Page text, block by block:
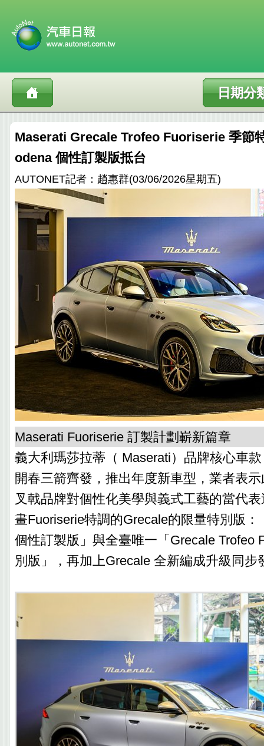
日期分
Maserati Grecale Trofeo Fuoriserie 季節
odena 個性訂製版抵台
AUTONET記者：趙惠群(03/06/2026星期五)
Maserati Fuoriserie 訂製計劃嶄新篇章
義大利瑪莎拉蒂（ Maserati）品牌核心車
開春三箭齊發，推出年度新車型，業者表
叉戟品牌對個性化美學與義式工藝的當代
畫Fuoriserie特調的Grecale的限量特別版：
個性訂製版」與全臺唯一「Grecale Trofeo
別版」，再加上Grecale 全新編成升級同步